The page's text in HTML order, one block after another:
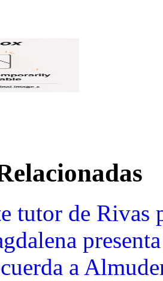
tutor de Rivas
a